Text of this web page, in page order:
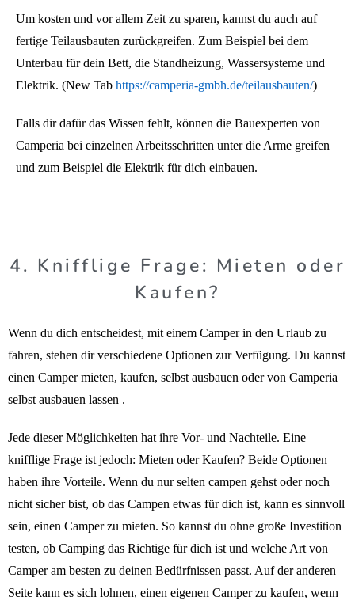
Um kosten und vor allem Zeit zu sparen, kannst du auch auf
fertige Teilausbauten zurückgreifen. Zum Beispiel bei dem
Unterbau für dein Bett, die Standheizung, Wassersysteme und
Elektrik. (New Tab https://camperia-gmbh.de/teilausbauten/)
Falls dir dafür das Wissen fehlt, können die Bauexperten von
Camperia bei einzelnen Arbeitsschritten unter die Arme greifen
und zum Beispiel die Elektrik für dich einbauen.
4. Knifflige Frage: Mieten oder
Kaufen?
Wenn du dich entscheidest, mit einem Camper in den Urlaub zu
fahren, stehen dir verschiedene Optionen zur Verfügung. Du kannst
einen Camper mieten, kaufen, selbst ausbauen oder von Camperia
selbst ausbauen lassen .
Jede dieser Möglichkeiten hat ihre Vor- und Nachteile. Eine
knifflige Frage ist jedoch: Mieten oder Kaufen? Beide Optionen
haben ihre Vorteile. Wenn du nur selten campen gehst oder noch
nicht sicher bist, ob das Campen etwas für dich ist, kann es sinnvoll
sein, einen Camper zu mieten. So kannst du ohne große Investition
testen, ob Camping das Richtige für dich ist und welche Art von
Camper am besten zu deinen Bedürfnissen passt. Auf der anderen
Seite kann es sich lohnen, einen eigenen Camper zu kaufen, wenn